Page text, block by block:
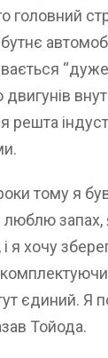
головний
“дуже
двигунів
решта
тому я
люблю
я хочу
єдиний. Я
Тойода.